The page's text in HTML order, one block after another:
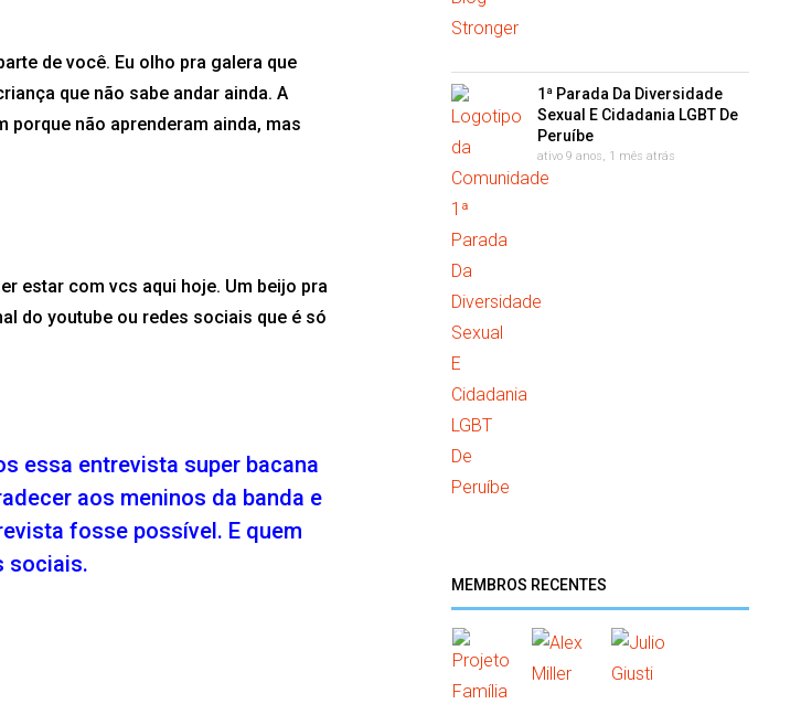
de você. Eu olho pra galera que
que não sabe andar ainda. A
porque não aprenderam ainda, mas
estar com vcs aqui hoje. Um beijo pra
do youtube ou redes sociais que é só
essa entrevista super bacana
aos meninos da banda e
fosse possível. E quem
sociais.
1ª Parada Da Diversidade
Sexual E Cidadania LGBT De
Peruíbe
ativo 9 anos, 1 mês atrás
MEMBROS RECENTES